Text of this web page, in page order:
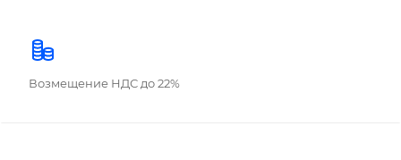
Возмещение НДС до 22%